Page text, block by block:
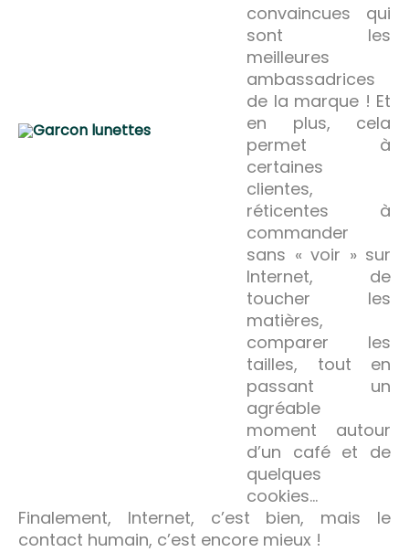
convaincues qui
sont les
meilleures
ambassadrices
de la marque ! Et
en plus, cela
permet à
certaines
clientes,
réticentes à
commander
sans « voir » sur
Internet, de
toucher les
matières,
comparer les
tailles, tout en
passant un
agréable
moment autour
d’un café et de
quelques
cookies…
Finalement, Internet, c’est bien, mais le
contact humain, c’est encore mieux !